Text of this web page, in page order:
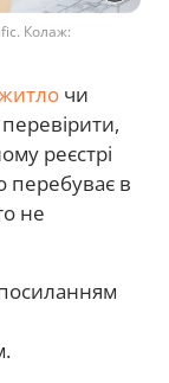
Колаж:
чи
реєстрі
перебуває в
не